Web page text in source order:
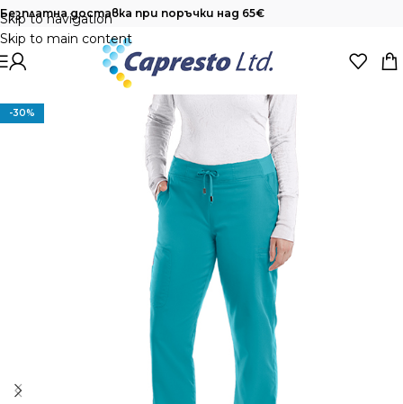
Skip to navigation
Skip to main content
Безплатна доставка при поръчки над 65€
-30%